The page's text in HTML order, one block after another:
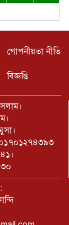
করেছে
বিস্তারিত বর্ননা
ঋণের
এভাবে
কোথায় গিয়ে
উপজেলা শাখা
ও
ত্যাগ জাতির
থাকবে”
গোপনীয়তা নীতি
বিজ্ঞপ্তি